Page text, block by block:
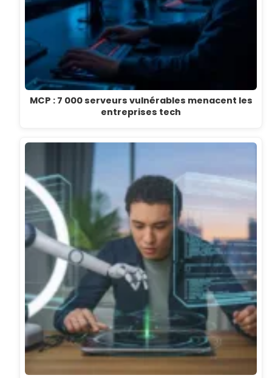
MCP : 7 000 serveurs vulnérables menacent les
entreprises tech